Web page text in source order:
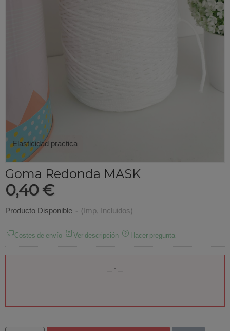
Elasticidad practica
Goma Redonda MASK
0,40 €
Producto Disponible - (Imp. Incluidos)
Costes de envío Ver descripción Hacer pregunta